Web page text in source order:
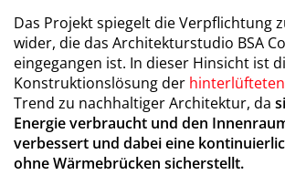
Das Projekt spiegelt die Verpflichtung
wider, die das Architekturstudio BSA
eingegangen ist. In dieser Hinsicht ist
Konstruktionslösung der hinterlüfteten
Trend zu nachhaltiger Architektur, da
Energie verbraucht und den
verbessert und dabei eine
ohne Wärmebrücken sicherstellt.